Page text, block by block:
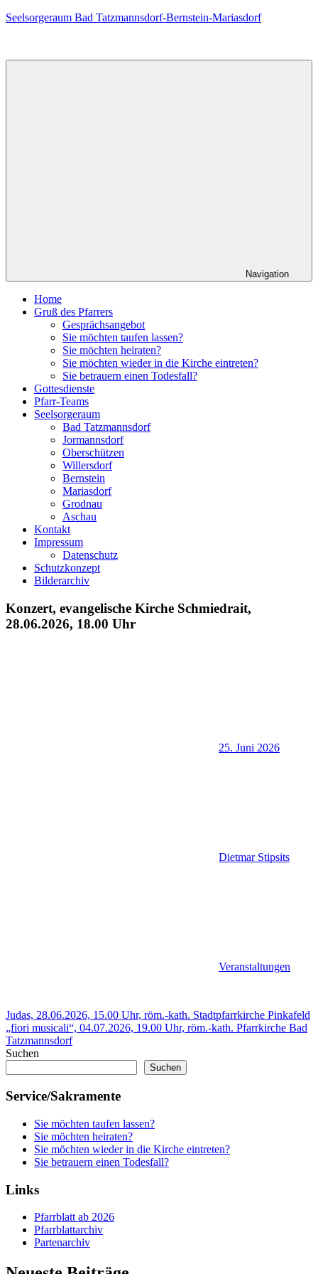
Zum
Seelsorgeraum Bad Tatzmannsdorf-Bernstein-Mariasdorf
Navigation
Home
Gruß des Pfarrers
Gesprächsangebot
Sie möchten taufen lassen?
Sie möchten heiraten?
Sie möchten wieder in die Kirche eintreten?
Sie betrauern einen Todesfall?
Gottesdienste
Pfarr-Teams
Seelsorgeraum
Bad Tatzmannsdorf
Jormannsdorf
Oberschützen
Willersdorf
Bernstein
Mariasdorf
Grodnau
Aschau
Kontakt
Impressum
Datenschutz
Schutzkonzept
Bilderarchiv
Konzert, evangelische Kirche Schmiedrait,
28.06.2026, 18.00 Uhr
25. Juni 2026
Dietmar Stipsits
Veranstaltungen
Beitragsnavigation
Vorheriger
Beitrag:
Judas, 28.06.2026, 15.00 Uhr, röm.-kath. Stadtpfarrkirche Pinkafeld
Nächster
Beitrag:
„fiori musicali“, 04.07.2026, 19.00 Uhr, röm.-kath. Pfarrkirche Bad
Tatzmannsdorf
Suchen
Suchen
Service/Sakramente
Sie möchten taufen lassen?
Sie möchten heiraten?
Sie möchten wieder in die Kirche eintreten?
Sie betrauern einen Todesfall?
Links
Pfarrblatt ab 2026
Pfarrblattarchiv
Partenarchiv